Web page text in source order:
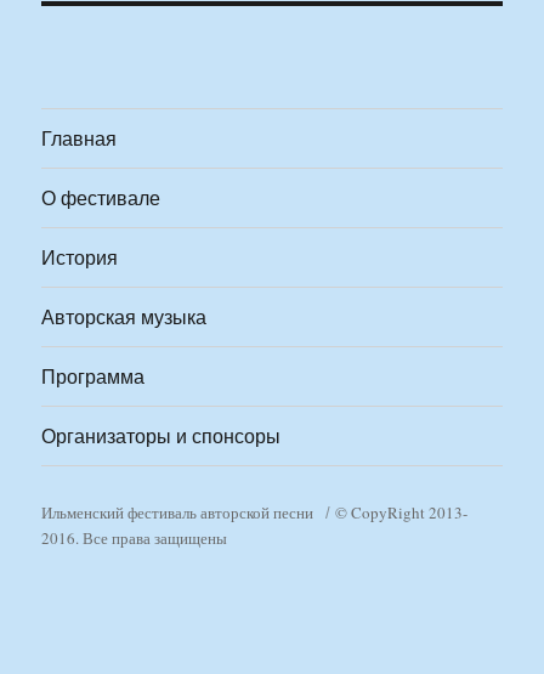
Главная
О фестивале
История
Авторская музыка
Программа
Организаторы и спонсоры
Ильменский фестиваль авторской песни
© CopyRight 2013-
2016. Все права защищены